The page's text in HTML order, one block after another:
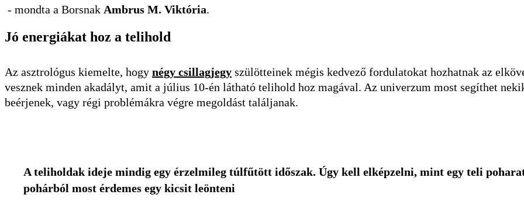
- mondta a Borsnak ​Ambrus M. Viktória.
Jó energiákat hoz a telihold
Az asztrológus kiemelte, hogy négy csillagjegy szülötteinek mégis kedvező fordulatokat hozhatnak az
vesznek minden akadályt, amit a július 10-én látható telihold hoz magával. Az univerzum most segíthet
beérjenek, vagy régi problémákra végre megoldást találjanak.
A teliholdak ideje mindig egy érzelmileg túlfűtött időszak. Úgy kell elképzelni, mint egy teli
pohárból most érdemes egy kicsit leönteni